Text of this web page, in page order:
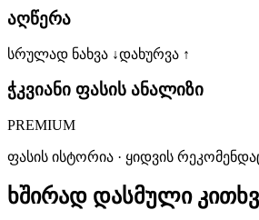
აღწერა
სრულად ნახვა ↓დახურვა ↑
ჭკვიანი ფასის ანალიზი
PREMIUM
ფასის ისტორია · ყიდვის
ხშირად დასმული